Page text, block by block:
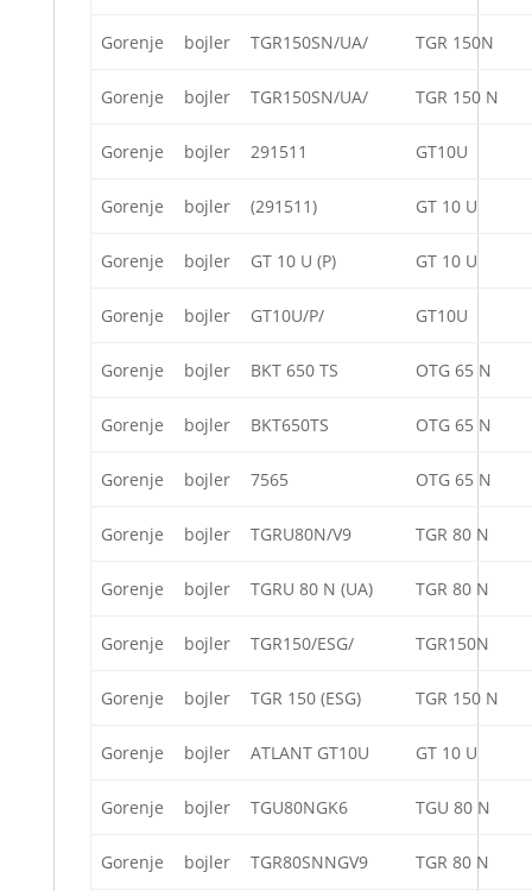
Gorenje bojler TGR150SN/UA/ TGR 150N
Gorenje bojler TGR150SN/UA/ TGR 150 N
Gorenje bojler 291511 GT10U
Gorenje bojler (291511) GT 10 U
Gorenje bojler GT 10 U (P) GT 10 U
Gorenje bojler GT10U/P/ GT10U
Gorenje bojler BKT 650 TS OTG 65 N
Gorenje bojler BKT650TS OTG 65 N
Gorenje bojler 7565 OTG 65 N
Gorenje bojler TGRU80N/V9 TGR 80 N
Gorenje bojler TGRU 80 N (UA) TGR 80 N
Gorenje bojler TGR150/ESG/ TGR150N
Gorenje bojler TGR 150 (ESG) TGR 150 N
Gorenje bojler ATLANT GT10U GT 10 U
Gorenje bojler TGU80NGK6 TGU 80 N
Gorenje bojler TGR80SNNGV9 TGR 80 N